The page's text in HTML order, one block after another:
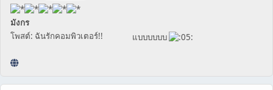
มังกร
โพสต์: ฉันรักคอมพิวเตอร์!!
แบบบบบบ